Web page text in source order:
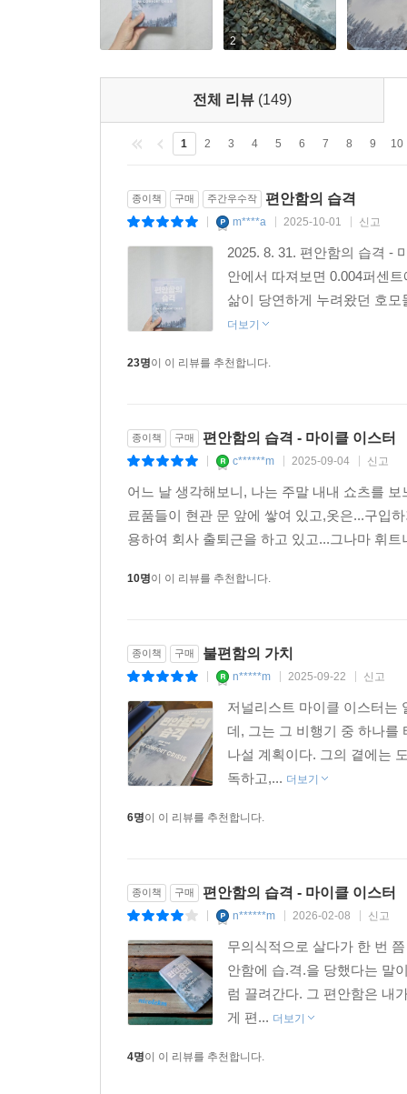
“불편함을 마주하는 것, 불편함을 선택하는 것,
이 모든 여정 속에서 이스터는 건강과 행복에 관
도전들을 받아들일 것을 권한다. 완전한 편안함
삶의 진정한 충만함이 편안함의 울타리 밖에 있
흠칫 놀라거나, 기술로 도배된 현대 사회에 지쳤
새로운 시각을 열어주고, 삶의 놀라운 전환을 선사
2
전체 리뷰 (149)
1 2 3 4 5 6 7 8 9 10
종이책 구매 주간우수작 편안함의 습격
m****a 2025-10-01 신고
2025. 8. 31. 편안함의 습격 -
안에서 따져보면 0.004퍼센
삶이 당연하게 누려왔던 호
더보기
23명이 이 리뷰를 추천합니다.
종이책 구매 편안함의 습격 - 마이클 이스터
c******m 2025-09-04 신고
어느 날 생각해보니, 나는 주말 내내 쇼츠를
료품들이 현관 문 앞에 쌓여 있고,옷은...구입
용하여 회사 출퇴근을 하고 있고...그나마 휘
10명이 이 리뷰를 추천합니다.
종이책 구매 불편함의 가치
n*****m 2025-09-22 신고
저널리스트 마이클 이스터는
데, 그는 그 비행기 중 하나를
나설 계획이다. 그의 곁에는
독하고,... 더보기
6명이 이 리뷰를 추천합니다.
종이책 구매 편안함의 습격 - 마이클 이스터
n******m 2026-02-08 신고
무의식적으로 살다가 한 번
안함에 습.격.을 당했다는 말
럼 끌려간다. 그 편안함은 내
게 편... 더보기
4명이 이 리뷰를 추천합니다.